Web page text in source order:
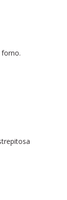
forno.